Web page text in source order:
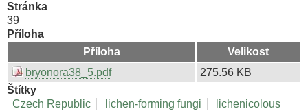
Stránka
39
Příloha
Příloha
Velikost
bryonora38_5.pdf
275.56 KB
Štítky
Czech Republic
lichen-forming fungi
lichenicolous